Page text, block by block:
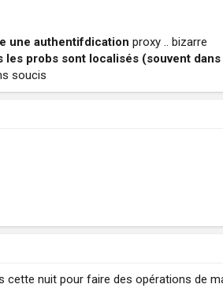
une authentifdication proxy .. bizarre
les probs sont localisés (souvent
soucis
nuit pour faire des opérations de